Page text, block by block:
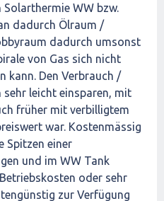
WW bzw.
dadurch Ölraum /
dadurch umsonst
von Gas sich nicht
kann. Den Verbrauch /
leicht einsparen, mit
früher mit verbilligtem
war. Kostenmässig
Spitzen einer
und im WW Tank
oder sehr
zur Verfügung